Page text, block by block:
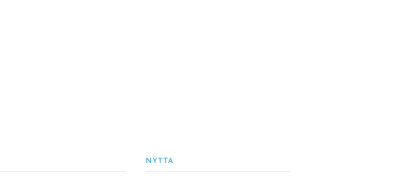
NYTTA